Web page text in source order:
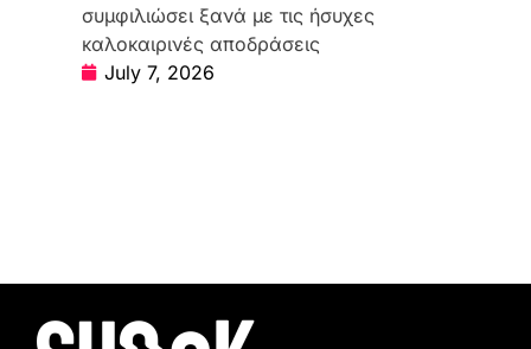
συμφιλιώσει ξανά με τις ήσυχες
καλοκαιρινές αποδράσεις
July 7, 2026